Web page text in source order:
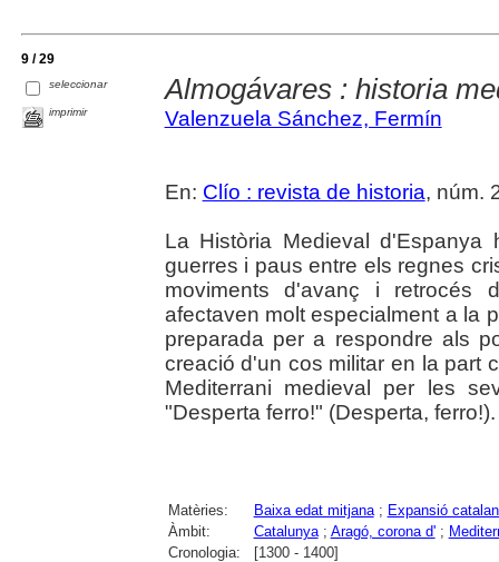
9 / 29
seleccionar
imprimir
Almogávares : historia
Valenzuela Sánchez, Fermín
En: Clío : revista de historia, núm.
La Història Medieval
guerres i paus entre els regnes
moviments d'avanç i retrocés
afectaven molt especialment a la
preparada per a respondre als
creació d'un cos militar en la part
Mediterrani medieval per les
"Desperta ferro!" (Desperta,
Matèries: Baixa edat mitjana; Expansió
Àmbit:
Catalunya; Aragó, corona d';
Cronologia:
[1300 - 1400]